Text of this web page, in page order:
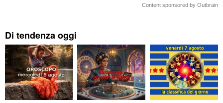
Content sponsored by Outbrain
Di tendenza oggi